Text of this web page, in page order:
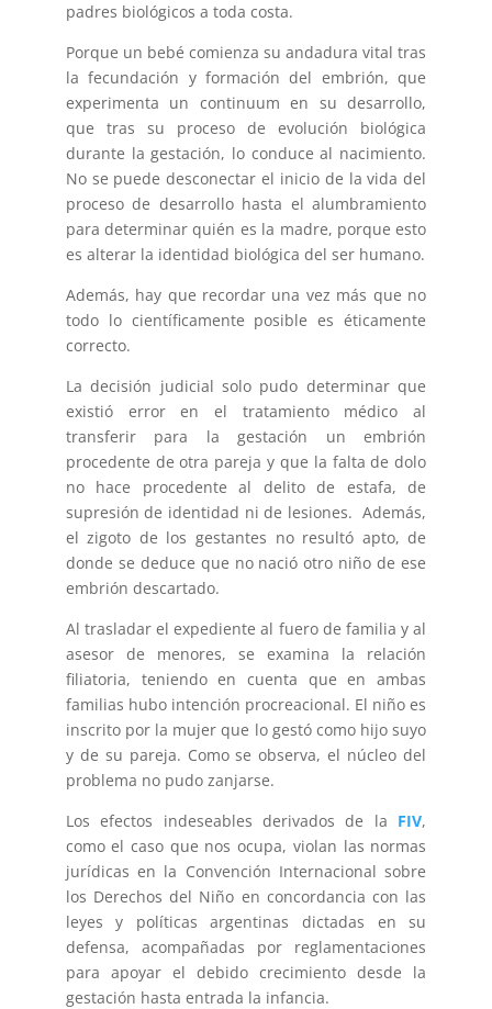
padres biológicos a toda costa.
Porque un bebé comienza su andadura vital tras
la fecundación y formación del embrión, que
experimenta un continuum en su desarrollo,
que tras su proceso de evolución biológica
durante la gestación, lo conduce al nacimiento.
No se puede desconectar el inicio de la vida del
proceso de desarrollo hasta el alumbramiento
para determinar quién es la madre, porque esto
es alterar la identidad biológica del ser humano.
Además, hay que recordar una vez más que no
todo lo científicamente posible es éticamente
correcto.
La decisión judicial solo pudo determinar que
existió error en el tratamiento médico al
transferir para la gestación un embrión
procedente de otra pareja y que la falta de dolo
no hace procedente al delito de estafa, de
supresión de identidad ni de lesiones. Además,
el zigoto de los gestantes no resultó apto, de
donde se deduce que no nació otro niño de ese
embrión descartado.
Al trasladar el expediente al fuero de familia y al
asesor de menores, se examina la relación
filiatoria, teniendo en cuenta que en ambas
familias hubo intención procreacional. El niño es
inscrito por la mujer que lo gestó como hijo suyo
y de su pareja. Como se observa, el núcleo del
problema no pudo zanjarse.
Los efectos indeseables derivados de la FIV,
como el caso que nos ocupa, violan las normas
jurídicas en la Convención Internacional sobre
los Derechos del Niño en concordancia con las
leyes y políticas argentinas dictadas en su
defensa, acompañadas por reglamentaciones
para apoyar el debido crecimiento desde la
gestación hasta entrada la infancia.